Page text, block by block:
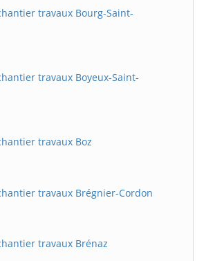
travaux Bourg-Saint-
travaux Boyeux-Saint-
travaux Boz
travaux Brégnier-Cordon
travaux Brénaz